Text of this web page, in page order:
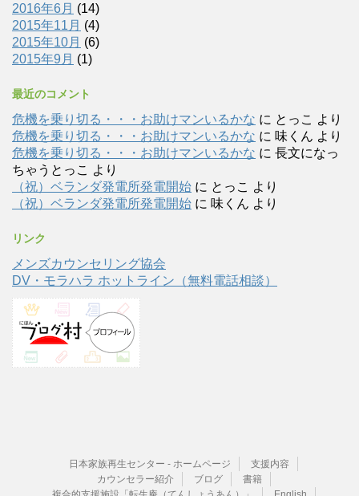
2016年6月 (14)
2015年11月 (4)
2015年10月 (6)
2015年9月 (1)
最近のコメント
危機を乗り切る・・・お助けマンいるかな に とっこ より
危機を乗り切る・・・お助けマンいるかな に 味くん より
危機を乗り切る・・・お助けマンいるかな に 長文になっ
ちゃうとっこ より
（祝）ベランダ発電所発電開始 に とっこ より
（祝）ベランダ発電所発電開始 に 味くん より
リンク
メンズカウンセリング協会
DV・モラハラ ホットライン（無料電話相談）
日本家族再生センター - ホームページ
支援内容
カウンセラー紹介
ブログ
書籍